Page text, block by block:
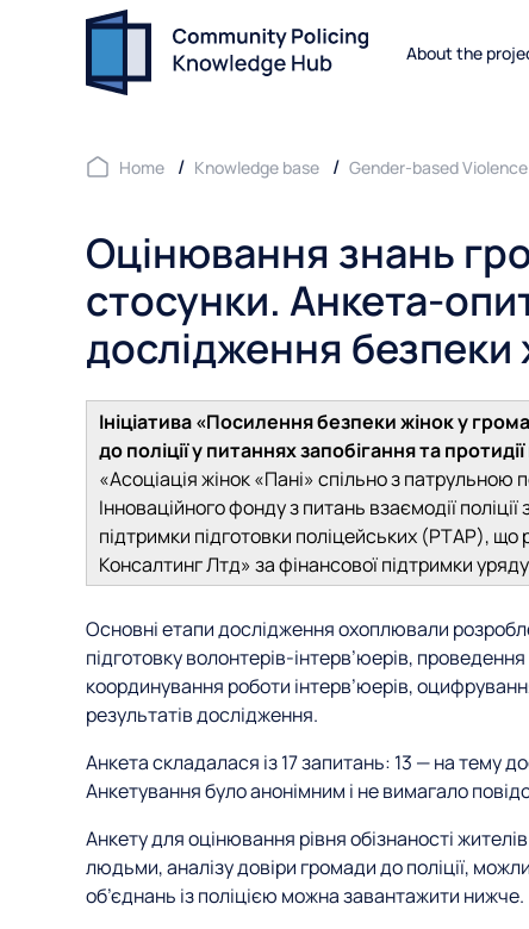
About the
Home Knowledge base Gender-based Violence
Оцінювання знань
стосунки. Анкета-
дослідження
Ініціатива «Посилення безпеки жінок у
до поліції у питаннях запобігання та
«Асоціація жінок «Пані» спільно з
Інноваційного фонду з питань взаємодії
підтримки підготовки поліцейських (PTAP), що
Консалтинг Лтд» за фінансової підтримки
Основні етапи дослідження охоплювали
підготовку волонтерів-інтерв’юерів,
координування роботи інтерв’юерів,
результатів дослідження.
Анкета складалася із 17 запитань: 13 — на тему
Анкетування було анонімним і не вимагало
Анкету для оцінювання рівня обізнаності
людьми, аналізу довіри громади до поліції,
об’єднань із поліцією можна завантажити нижче.